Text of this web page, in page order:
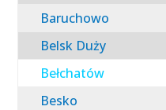
Baruchowo
Belsk Duży
Bełchatów
Besko